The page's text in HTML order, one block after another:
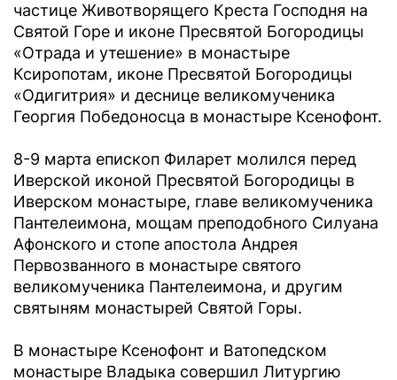
частице Животворящего Креста Господня на
Святой Горе и иконе Пресвятой Богородицы
«Отрада и утешение» в монастыре
Ксиропотам, иконе Пресвятой Богородицы
«Одигитрия» и деснице великомученика
Георгия Победоносца в монастыре Ксенофонт.
8-9 марта епископ Филарет молился перед
Иверской иконой Пресвятой Богородицы в
Иверском монастыре, главе великомученика
Пантелеимона, мощам преподобного Силуана
Афонского и стопе апостола Андрея
Первозванного в монастыре святого
великомученика Пантелеимона, и другим
святыням монастырей Святой Горы.
В монастыре Ксенофонт и Ватопедском
монастыре Владыка совершил Литургию